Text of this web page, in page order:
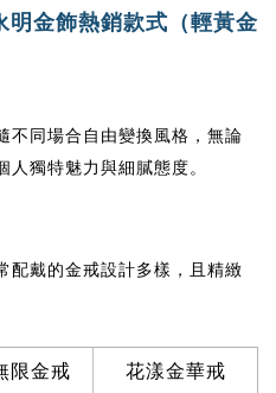
明金飾熱銷款式（輕黃金
不同場合自由變換風格，無論
獨特魅力與細膩態度。
配戴的金戒設計多樣，且精緻
限金戒 花漾金華戒